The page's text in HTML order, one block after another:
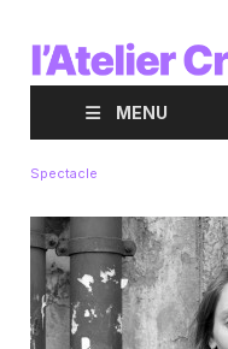
MENU
Spectacle